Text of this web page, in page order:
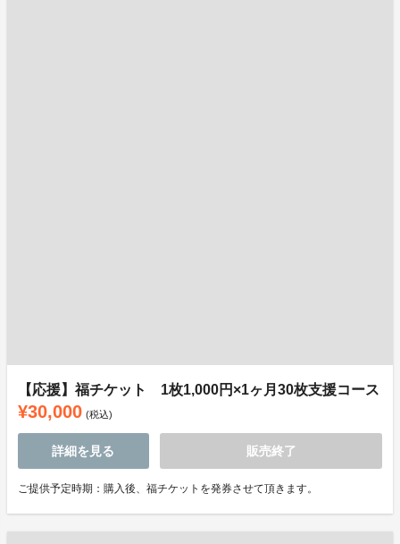
【応援】福チケット 1枚1,000円×1ヶ月30枚支援コース
¥30,000 (税込)
詳細を見る 販売終了
ご提供予定時期：購入後、福チケットを発券させて頂きます。